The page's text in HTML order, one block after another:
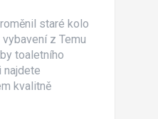
staré kolo
z Temu
toaletního
najdete
kvalitně